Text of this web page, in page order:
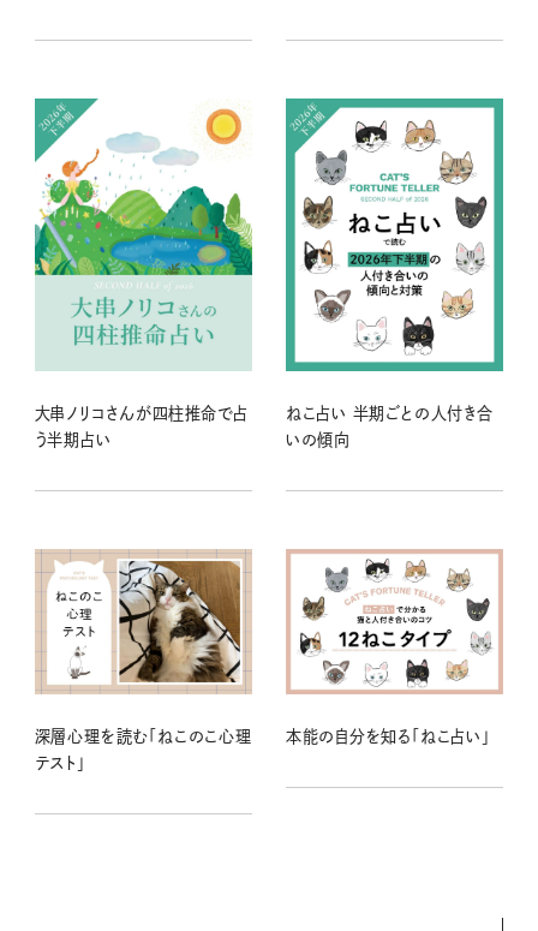
大串ノリコさんが四柱推命で占
う半期占い
ねこ占い 半期ごとの人付き合
いの傾向
深層心理を読む「ねこのこ心理
テスト」
本能の自分を知る「ねこ占い」